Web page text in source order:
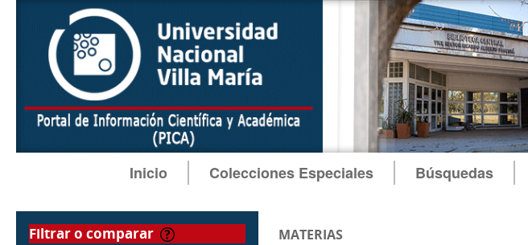
Inicio Colecciones Especiales Búsquedas
filtrar o comparar MATERIAS